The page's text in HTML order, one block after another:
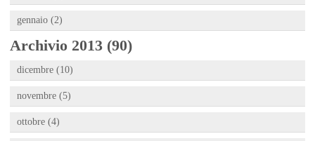
gennaio (2)
Archivio 2013 (90)
dicembre (10)
novembre (5)
ottobre (4)